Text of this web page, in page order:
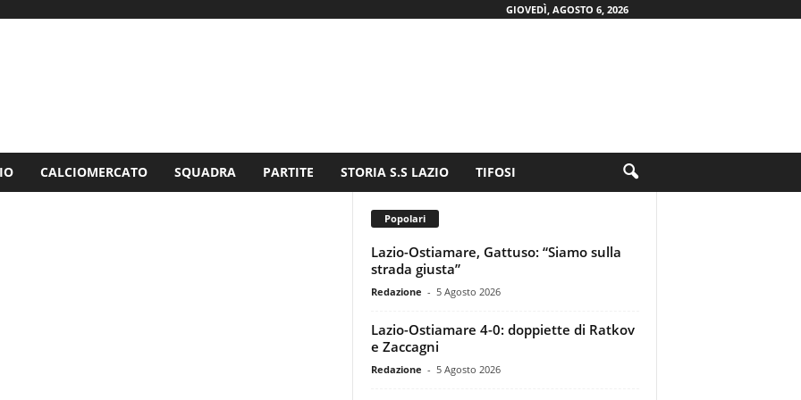
GIOVEDÌ, AGOSTO 6, 2026
CALCIOMERCATO SQUADRA PARTITE STORIA S.S LAZIO TIFOSI
Popolari
Lazio-Ostiamare, Gattuso: “Siamo sulla
strada giusta”
Redazione - 5 Agosto 2026
Lazio-Ostiamare 4-0: doppiette di Ratkov
e Zaccagni
Redazione - 5 Agosto 2026